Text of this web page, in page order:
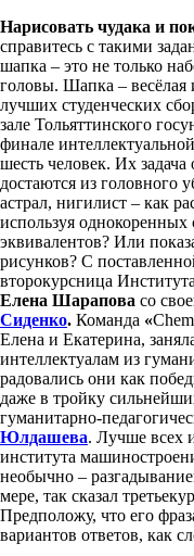
Нарисовать чудака и
справитесь с такими
шапка – это не только
головы. Шапка – весёлая
лучших студенческих
зале Тольяттинского
финале
шесть человек. Их задача
достаются из головного
астрал, нигилист – как
используя
эквивалентов? Или
рисунков? С
второкурсница
Елена Шарапова со
Сиденко. Команда «
Елена и Екатерина,
интеллектуалам из
радовались они как
даже в тройку
гуманитарно-
Юлдашева. Лучше всех
института
необычно –
мере, так сказал
Предположу, что его
вариантов ответов, как